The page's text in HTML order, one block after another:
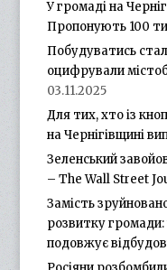
У громаді на
Пропонують 100
Побудуватись
оцифрували
03.11.2025
Для тих, хто із
на Чернігівщині
Зеленський
– The Wall Street
Замість
розвитку
подовжує